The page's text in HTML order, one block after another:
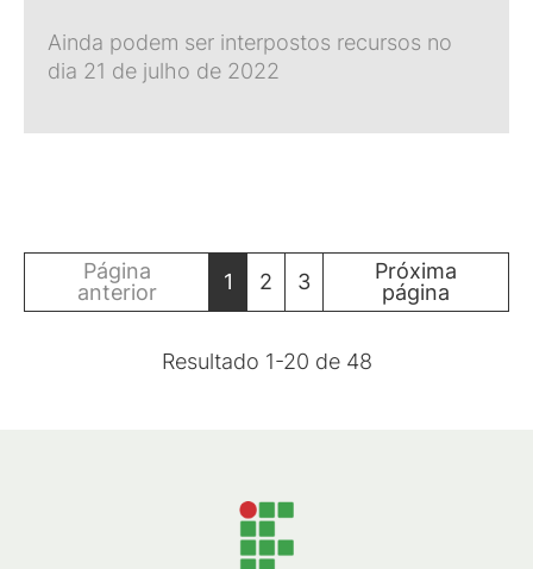
Ainda podem ser interpostos recursos no
dia 21 de julho de 2022
Página
anterior
1 2 3
Próxima
página
Resultado 1-20 de 48